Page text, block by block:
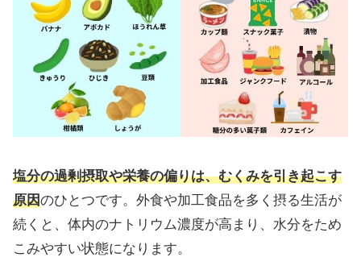
塩分の過剰摂取や栄養の偏りは、むくみを引き起こす
原因のひとつです。外食や加工食品を多く摂る生活が
続くと、体内のナトリウム濃度が高まり、水分をため
こみやすい状態になります。